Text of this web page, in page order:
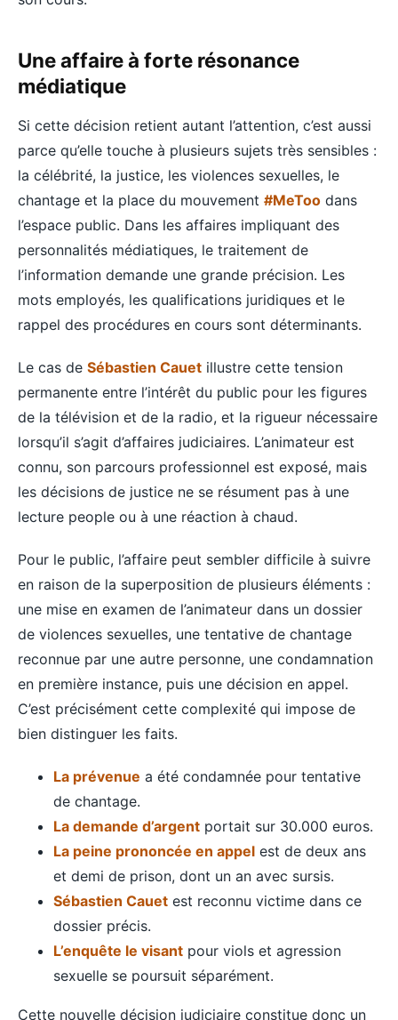
Une affaire à forte résonance
médiatique
Si cette décision retient autant l’attention, c’est aussi
parce qu’elle touche à plusieurs sujets très sensibles :
la célébrité, la justice, les violences sexuelles, le
chantage et la place du mouvement #MeToo dans
l’espace public. Dans les affaires impliquant des
personnalités médiatiques, le traitement de
l’information demande une grande précision. Les
mots employés, les qualifications juridiques et le
rappel des procédures en cours sont déterminants.
Le cas de Sébastien Cauet illustre cette tension
permanente entre l’intérêt du public pour les figures
de la télévision et de la radio, et la rigueur nécessaire
lorsqu’il s’agit d’affaires judiciaires. L’animateur est
connu, son parcours professionnel est exposé, mais
les décisions de justice ne se résument pas à une
lecture people ou à une réaction à chaud.
Pour le public, l’affaire peut sembler difficile à suivre
en raison de la superposition de plusieurs éléments :
une mise en examen de l’animateur dans un dossier
de violences sexuelles, une tentative de chantage
reconnue par une autre personne, une condamnation
en première instance, puis une décision en appel.
C’est précisément cette complexité qui impose de
bien distinguer les faits.
La prévenue a été condamnée pour tentative
de chantage.
La demande d’argent portait sur 30.000 euros.
La peine prononcée en appel est de deux ans
et demi de prison, dont un an avec sursis.
Sébastien Cauet est reconnu victime dans ce
dossier précis.
L’enquête le visant pour viols et agression
sexuelle se poursuit séparément.
Cette nouvelle décision judiciaire constitue donc un